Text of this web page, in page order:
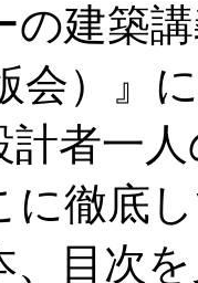
の建築
会）』
計者一
に徹底
、目次